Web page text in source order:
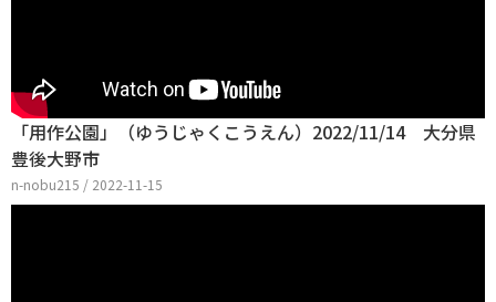
「用作公園」（ゆうじゃくこうえん）2022/11/14 大分県
豊後大野市
n-nobu215 / 2022-11-15